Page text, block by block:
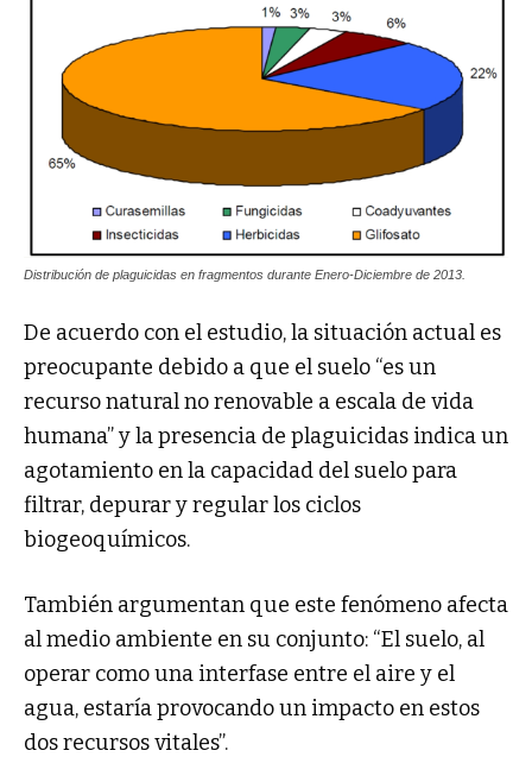
Distribución de plaguicidas en fragmentos durante Enero-Diciembre de 2013.
De acuerdo con el estudio, la situación actual es
preocupante debido a que el suelo “es un
recurso natural no renovable a escala de vida
humana” y la presencia de plaguicidas indica un
agotamiento en la capacidad del suelo para
filtrar, depurar y regular los ciclos
biogeoquímicos.
También argumentan que este fenómeno afecta
al medio ambiente en su conjunto: “El suelo, al
operar como una interfase entre el aire y el
agua, estaría provocando un impacto en estos
dos recursos vitales”.